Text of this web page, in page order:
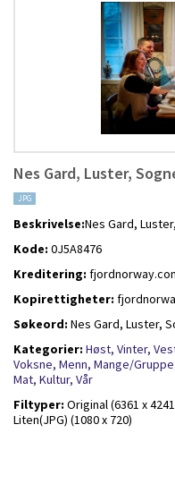
Nes Gard, Luster,
JPG
Beskrivelse:Nes Gard,
Kode: 0J5A8476
Kreditering:
Kopirettigheter:
Søkeord: Nes Gard, Luster,
Kategorier: Høst, Vinter,
Voksne, Menn, Mange/
Mat, Kultur, Vår
Filtyper: Original (6361 x
Liten(JPG) (1080 x 720)